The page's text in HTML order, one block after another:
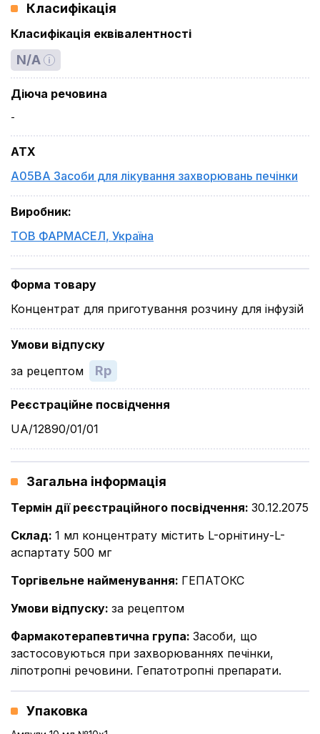
Класифікація
Класифікація еквівалентності
N/A
Діюча речовина
-
ATX
A05BA Засоби для лікування захворювань печінки
Виробник:
ТОВ ФАРМАСЕЛ, Україна
Форма товару
Концентрат для приготування розчину для інфузій
Умови відпуску
за рецептом
Rp
Реєстраційне посвідчення
UA/12890/01/01
Загальна інформація
Термін дії реєстраційного посвідчення: 30.12.2075
Склад: 1 мл концентрату містить L-орнітину-L-
аспартату 500 мг
Торгівельне найменування: ГЕПАТОКС
Умови відпуску: за рецептом
Фармакотерапевтична група: Засоби, що
застосовуються при захворюваннях печінки,
ліпотропні речовини. Гепатотропні препарати.
Упаковка